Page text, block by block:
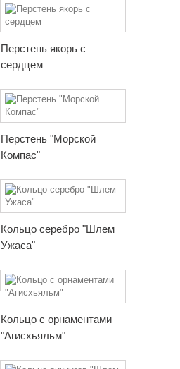
Перстень якорь с
сердцем
Перстень "Морской
Компас"
Кольцо серебро "Шлем
Ужаса"
Кольцо с орнаментами
"Агисхьяльм"